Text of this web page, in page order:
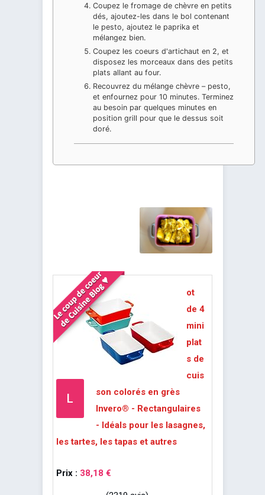
Coupez le fromage de chèvre en petits
dés, ajoutez-les dans le bol contenant
le pesto, ajoutez le paprika et
mélangez bien.
Coupez les coeurs d'artichaut en 2, et
disposez les morceaux dans des petits
plats allant au four.
Recouvrez du mélange chèvre – pesto,
et enfournez pour 10 minutes. Terminez
au besoin par quelques minutes en
position grill pour que le dessus soit
doré.
L
ot
de 4
mini
plat
s de
cuis
son colorés en grès
Invero® - Rectangulaires
- Idéals pour les lasagnes,
les tartes, les tapas et autres
Prix : 38,18 €